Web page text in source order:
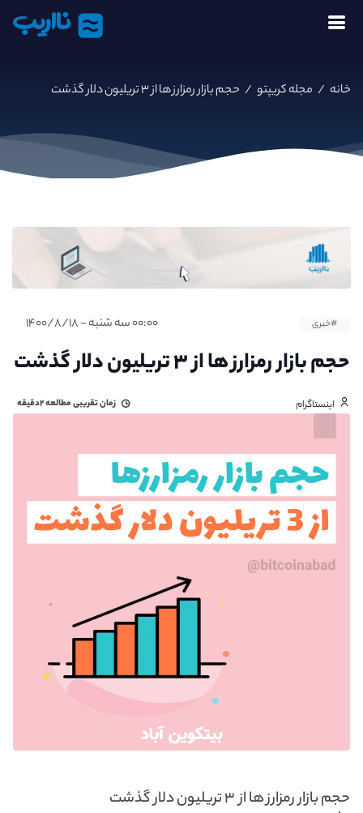
نااریب
خانه / مجله کریپتو / حجم بازار رمزارز ها از ۳ تریلیون دلار گذشت
#خبری ۰۰:۰۰ سه شنبه - ۱۴۰۰/۸/۱۸
حجم بازار رمزارز ها از ۳ تریلیون دلار گذشت
اینستاگرام زمان تقریبی مطالعه۲دقیقه
حجم بازار رمزارز ها از ۳ تریلیون دلار گذشت